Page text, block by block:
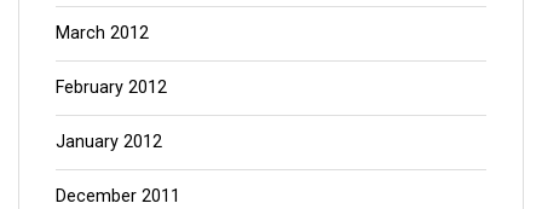
March 2012
February 2012
January 2012
December 2011